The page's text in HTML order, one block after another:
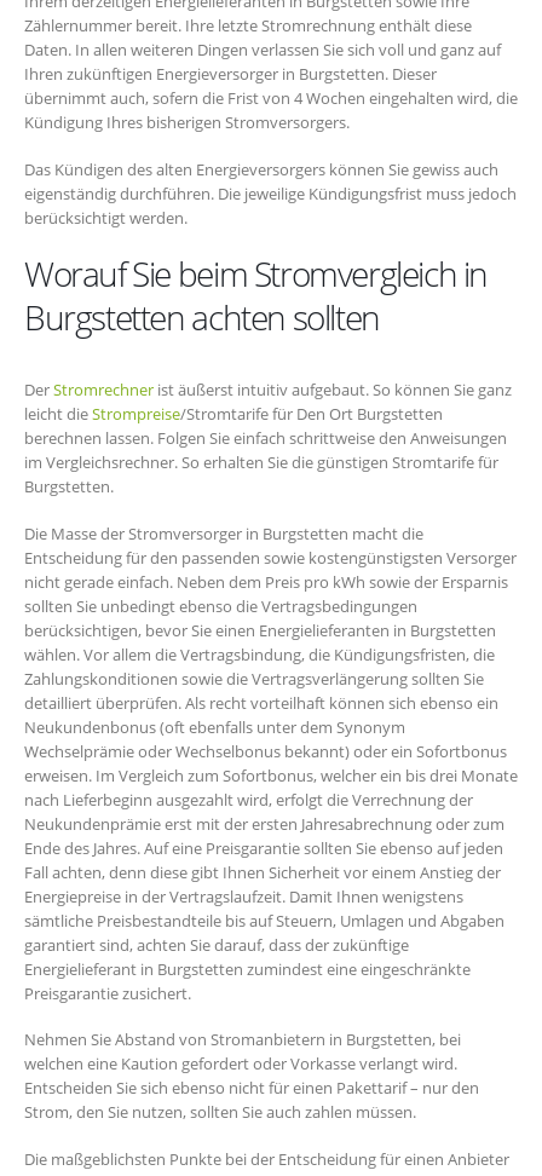
Zählernummer bereit. Ihre letzte Stromrechnung enthält diese
Daten. In allen weiteren Dingen verlassen Sie sich voll und ganz auf
Ihren zukünftigen Energieversorger in Burgstetten. Dieser
übernimmt auch, sofern die Frist von 4 Wochen eingehalten wird, die
Kündigung Ihres bisherigen Stromversorgers.
Das Kündigen des alten Energieversorgers können Sie gewiss auch
eigenständig durchführen. Die jeweilige Kündigungsfrist muss jedoch
berücksichtigt werden.
Worauf Sie beim Stromvergleich in
Burgstetten achten sollten
DerStromrechner ist äußerst intuitiv aufgebaut. So können Sie ganz
leicht dieStrompreise/Stromtarife für Den Ort Burgstetten
berechnen lassen. Folgen Sie einfach schrittweise den Anweisungen
im Vergleichsrechner. So erhalten Sie die günstigen Stromtarife für
Burgstetten.
Die Masse der Stromversorger in Burgstetten macht die
Entscheidung für den passenden sowie kostengünstigsten Versorger
nicht gerade einfach. Neben dem Preis pro kWh sowie der Ersparnis
sollten Sie unbedingt ebenso die Vertragsbedingungen
berücksichtigen, bevor Sie einen Energielieferanten in Burgstetten
wählen. Vor allem die Vertragsbindung, die Kündigungsfristen, die
Zahlungskonditionen sowie die Vertragsverlängerung sollten Sie
detailliert überprüfen. Als recht vorteilhaft können sich ebenso ein
Neukundenbonus (oft ebenfalls unter dem Synonym
Wechselprämie oder Wechselbonus bekannt) oder ein Sofortbonus
erweisen. Im Vergleich zum Sofortbonus, welcher ein bis drei Monate
nach Lieferbeginn ausgezahlt wird, erfolgt die Verrechnung der
Neukundenprämie erst mit der ersten Jahresabrechnung oder zum
Ende des Jahres. Auf eine Preisgarantie sollten Sie ebenso auf jeden
Fall achten, denn diese gibt Ihnen Sicherheit vor einem Anstieg der
Energiepreise in der Vertragslaufzeit. Damit Ihnen wenigstens
sämtliche Preisbestandteile bis auf Steuern, Umlagen und Abgaben
garantiert sind, achten Sie darauf, dass der zukünftige
Energielieferant in Burgstetten zumindest eine eingeschränkte
Preisgarantie zusichert.
Nehmen Sie Abstand von Stromanbietern in Burgstetten, bei
welchen eine Kaution gefordert oder Vorkasse verlangt wird.
Entscheiden Sie sich ebenso nicht für einen Pakettarif – nur den
Strom, den Sie nutzen, sollten Sie auch zahlen müssen.
Die maßgeblichsten Punkte bei der Entscheidung für einen Anbieter